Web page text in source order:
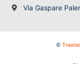
Via Gaspare
©